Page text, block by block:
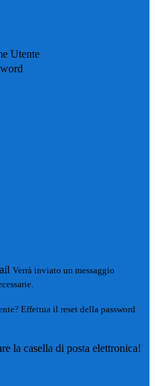
Utente
Verrà inviato un messaggio
Effettua il reset della password
la casella di posta elettronica!